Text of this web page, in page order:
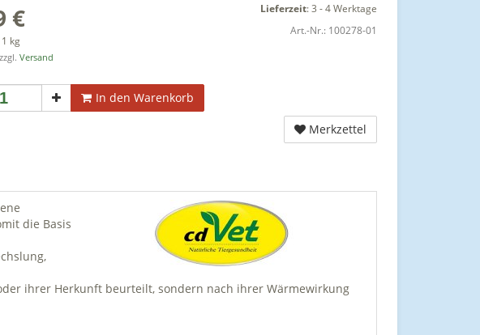
€
kg
Versand
Lieferzeit: 3 - 4 Werktage
Art.-Nr.: 100278-01
In den Warenkorb
Merkzettel
die Basis
ihrer Herkunft beurteilt, sondern nach ihrer Wärmewirkung